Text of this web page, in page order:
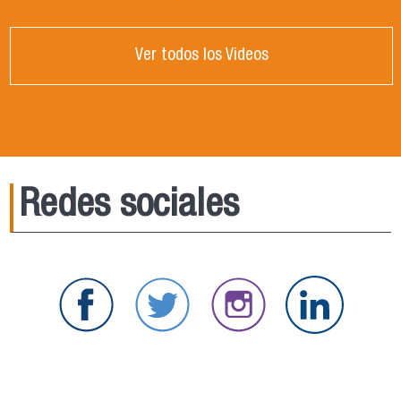
Ver todos los Videos
Redes sociales